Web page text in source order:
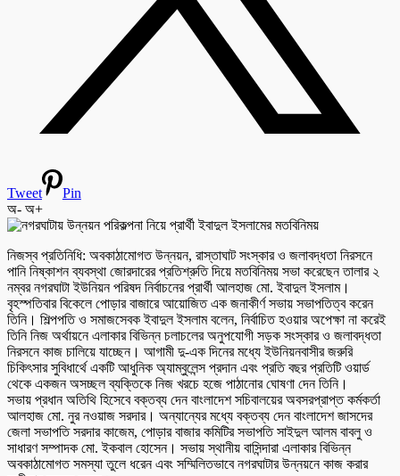
Tweet
Pin
অ- অ+
নিজস্ব প্রতিনিধি: অবকাঠামোগত উন্নয়ন, রাস্তাঘাট সংস্কার ও জলাবদ্ধতা নিরসনে
পানি নিষ্কাশন ব্যবস্থা জোরদারের প্রতিশ্রুতি দিয়ে মতবিনিময় সভা করেছেন তালার ২
নম্বর নগরঘাটা ইউনিয়ন পরিষদ নির্বাচনের প্রার্থী আলহাজ মো. ইবাদুল ইসলাম।
বৃহস্পতিবার বিকেলে পোড়ার বাজারে আয়োজিত এক জনাকীর্ণ সভায় সভাপতিত্ব করেন
তিনি। শিল্পপতি ও সমাজসেবক ইবাদুল ইসলাম বলেন, নির্বাচিত হওয়ার অপেক্ষা না করেই
তিনি নিজ অর্থায়নে এলাকার বিভিন্ন চলাচলের অনুপযোগী সড়ক সংস্কার ও জলাবদ্ধতা
নিরসনে কাজ চালিয়ে যাচ্ছেন। আগামী দু-এক দিনের মধ্যে ইউনিয়নবাসীর জরুরি
চিকিৎসার সুবিধার্থে একটি আধুনিক অ্যাম্বুলেন্স প্রদান এবং প্রতি বছর প্রতিটি ওয়ার্ড
থেকে একজন অসচ্ছল ব্যক্তিকে নিজ খরচে হজে পাঠানোর ঘোষণা দেন তিনি।
সভায় প্রধান অতিথি হিসেবে বক্তব্য দেন বাংলাদেশ সচিবালয়ের অবসরপ্রাপ্ত কর্মকর্তা
আলহাজ মো. নুর নওয়াজ সরদার। অন্যান্যের মধ্যে বক্তব্য দেন বাংলাদেশ জাসদের
জেলা সভাপতি সরদার কাজেম, পোড়ার বাজার কমিটির সভাপতি সাইদুল আলম বাবলু ও
সাধারণ সম্পাদক মো. ইকবাল হোসেন। সভায় স্থানীয় বাসিন্দারা এলাকার বিভিন্ন
অবকাঠামোগত সমস্যা তুলে ধরেন এবং সম্মিলিতভাবে নগরঘাটার উন্নয়নে কাজ করার